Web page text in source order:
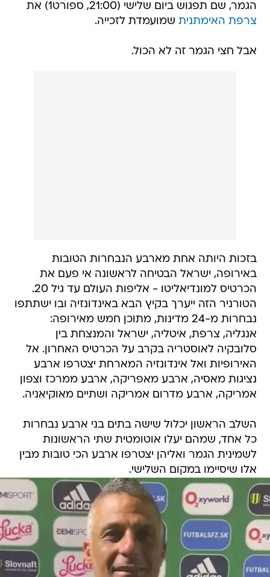
הגמר, שם תפגוש ביום שלישי (21:00, ספורט1) את
צרפת האימתנית שמועמדת לזכייה.
אבל חצי הגמר זה לא הכול.
בזכות היותה אחת מארבע הנבחרות הטובות
באירופה, ישראל הבטיחה לראשונה אי פעם את
הכרטיס למונדיאליטו - אליפות העולם עד גיל 20.
הטורניר הזה ייערך בקיץ הבא באינדונזיה ובו ישתתפו
נבחרות מ-24 מדינות, מתוכן חמש מאירופה:
אנגליה, צרפת, איטליה, ישראל והמנצחת בין
סלובקיה לאוסטריה בקרב על הכרטיס האחרון. אל
האירופיות ואל אינדונזיה המארחת יצטרפו ארבע
נציגות מאסיה, ארבע מאפריקה, ארבע ממרכז וצפון
אמריקה, ארבע מדרום אמריקה ושתיים מאוקיאניה.
השלב הראשון יכלול שישה בתים בני ארבע נבחרות
כל אחד, שמהם יעלו אוטומטית שתי הראשונות
לשמינית הגמר ואליהן יצטרפו ארבע הכי טובות מבין
אלו שיסיימו במקום השלישי.